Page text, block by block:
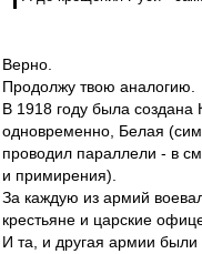
Верно.
Продолжу твою аналогию.
В 1918 году была создана
одновременно, Белая
проводил параллели - в
и примирения).
За каждую из армий
крестьяне и царские
И та, и другая армии